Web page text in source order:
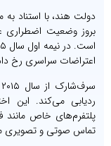
بروز وضعیت اضطراری
اعتراضات سراسری رخ
ردیابی می‌کند. این
پلتفرم‌های خاص
تماس صوتی و تصویری